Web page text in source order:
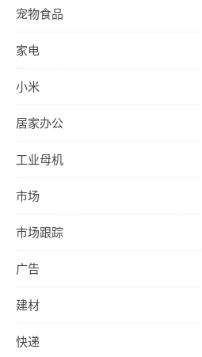
宠物食品
家电
小米
居家办公
工业母机
市场
市场跟踪
广告
建材
快递